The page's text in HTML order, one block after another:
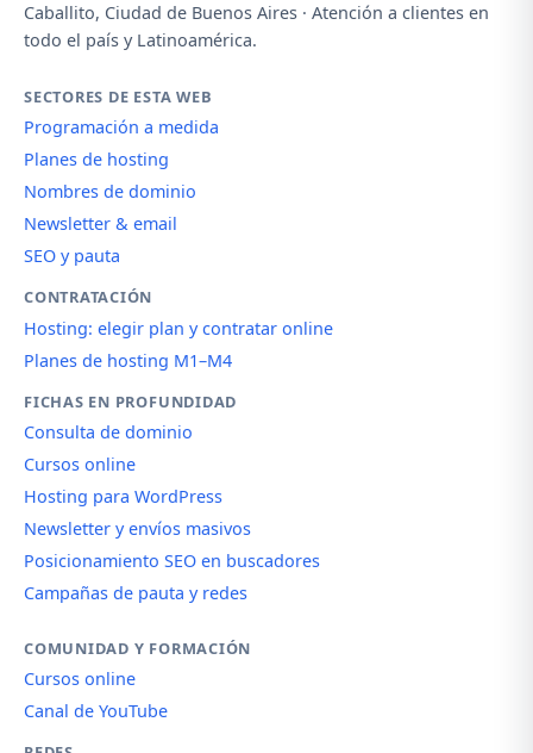
Caballito, Ciudad de Buenos Aires · Atención a clientes en
todo el país y Latinoamérica.
SECTORES DE ESTA WEB
Programación a medida
Planes de hosting
Nombres de dominio
Newsletter & email
SEO y pauta
CONTRATACIÓN
Hosting: elegir plan y contratar online
Planes de hosting M1–M4
FICHAS EN PROFUNDIDAD
Consulta de dominio
Cursos online
Hosting para WordPress
Newsletter y envíos masivos
Posicionamiento SEO en buscadores
Campañas de pauta y redes
COMUNIDAD Y FORMACIÓN
Cursos online
Canal de YouTube